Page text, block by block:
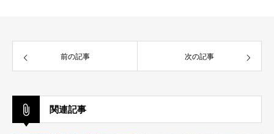
前の記事 次の記事
関連記事